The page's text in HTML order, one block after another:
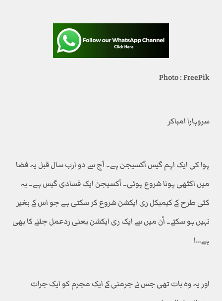
Photo : FreePik
سروہارا امباکر
ہوا کی ایک اہم گیس آکسیجن ہے۔ آج سے دو ارب سال قبل یہ فضا
میں اکٹھی ہونا شروع ہوئی۔ آکسیجن ایک فسادی گیس ہے۔ یہ
کئی طرح کے کیمیکل ری ایکشن شروع کر سکتی ہے جو اس کے بغیر
نہیں ہو سکتے۔ اُن میں سے ایک ری ایکشن یعنی ردعمل جلنے کا بھی
ہے…!
اور یہ وہ بات تھی جس نے جرمنی کے ایک مجرم کو ایک جرات